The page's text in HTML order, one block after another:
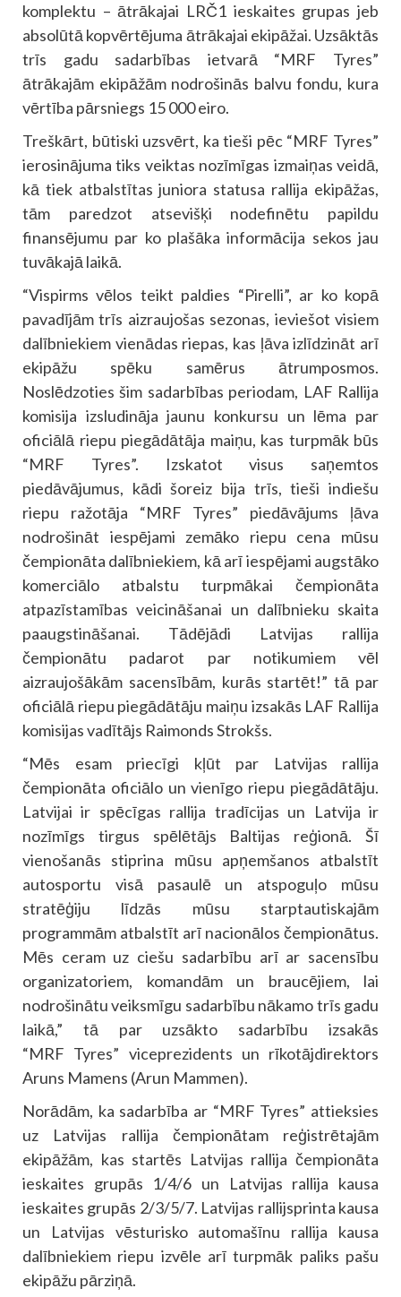
komplektu – ātrākajai LRČ1 ieskaites grupas jeb
absolūtā kopvērtējuma ātrākajai ekipāžai. Uzsāktās
trīs gadu sadarbības ietvarā “MRF Tyres”
ātrākajām ekipāžām nodrošinās balvu fondu, kura
vērtība pārsniegs 15 000 eiro.
Treškārt, būtiski uzsvērt, ka tieši pēc “MRF Tyres”
ierosinājuma tiks veiktas nozīmīgas izmaiņas veidā,
kā tiek atbalstītas juniora statusa rallija ekipāžas,
tām paredzot atsevišķi nodefinētu papildu
finansējumu par ko plašāka informācija sekos jau
tuvākajā laikā.
“Vispirms vēlos teikt paldies “Pirelli”, ar ko kopā
pavadījām trīs aizraujošas sezonas, ieviešot visiem
dalībniekiem vienādas riepas, kas ļāva izlīdzināt arī
ekipāžu spēku samērus ātrumposmos.
Noslēdzoties šim sadarbības periodam, LAF Rallija
komisija izsludināja jaunu konkursu un lēma par
oficiālā riepu piegādātāja maiņu, kas turpmāk būs
“MRF Tyres”. Izskatot visus saņemtos
piedāvājumus, kādi šoreiz bija trīs, tieši indiešu
riepu ražotāja “MRF Tyres” piedāvājums ļāva
nodrošināt iespējami zemāko riepu cena mūsu
čempionāta dalībniekiem, kā arī iespējami augstāko
komerciālo atbalstu turpmākai čempionāta
atpazīstamības veicināšanai un dalībnieku skaita
paaugstināšanai. Tādējādi Latvijas rallija
čempionātu padarot par notikumiem vēl
aizraujošākām sacensībām, kurās startēt!” tā par
oficiālā riepu piegādātāju maiņu izsakās LAF Rallija
komisijas vadītājs Raimonds Strokšs.
“Mēs esam priecīgi kļūt par Latvijas rallija
čempionāta oficiālo un vienīgo riepu piegādātāju.
Latvijai ir spēcīgas rallija tradīcijas un Latvija ir
nozīmīgs tirgus spēlētājs Baltijas reģionā. Šī
vienošanās stiprina mūsu apņemšanos atbalstīt
autosportu visā pasaulē un atspoguļo mūsu
stratēģiju līdzās mūsu starptautiskajām
programmām atbalstīt arī nacionālos čempionātus.
Mēs ceram uz ciešu sadarbību arī ar sacensību
organizatoriem, komandām un braucējiem, lai
nodrošinātu veiksmīgu sadarbību nākamo trīs gadu
laikā,” tā par uzsākto sadarbību izsakās
“MRF Tyres” viceprezidents un rīkotājdirektors
Aruns Mamens (Arun Mammen).
Norādām, ka sadarbība ar “MRF Tyres” attieksies
uz Latvijas rallija čempionātam reģistrētajām
ekipāžām, kas startēs Latvijas rallija čempionāta
ieskaites grupās 1/4/6 un Latvijas rallija kausa
ieskaites grupās 2/3/5/7. Latvijas rallijsprinta kausa
un Latvijas vēsturisko automašīnu rallija kausa
dalībniekiem riepu izvēle arī turpmāk paliks pašu
ekipāžu pārziņā.